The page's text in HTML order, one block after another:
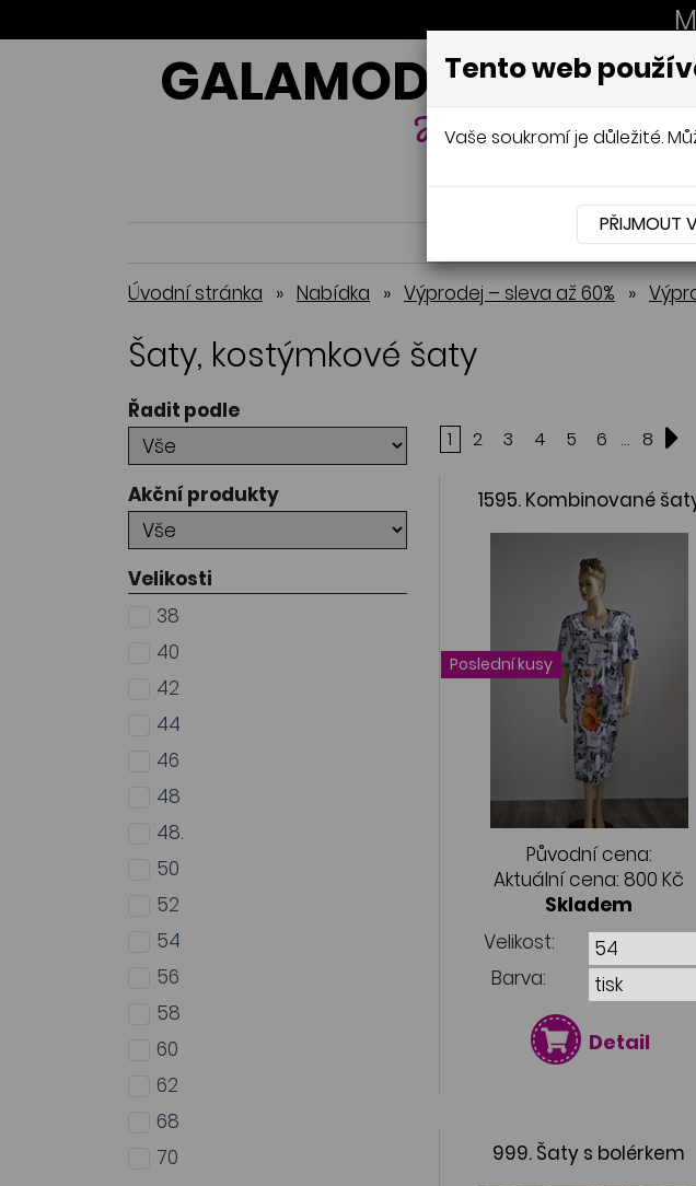
GALAMODA-XXL
Jana Mládková
Úvodní stránka » Nabídka » Výprodej – sleva až 60% »
Šaty, kostýmkové šaty
Řadit podle
Akční produkty
Velikosti
38
40
42
44
46
48
48.
50
52
54
56
58
60
62
68
70
1 2 3 4 5 6 ... 8
1595. Kombinované
Poslední kusy
Původní cena:
Aktuální cena: 800 Kč
Skladem
Velikost:
Barva:
Detail
999. Šaty s bolérkem
Tento web
Vaše soukromí je důležité.
PŘIJMOUT